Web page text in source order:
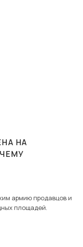
НА
армию продавцов и
площадей.